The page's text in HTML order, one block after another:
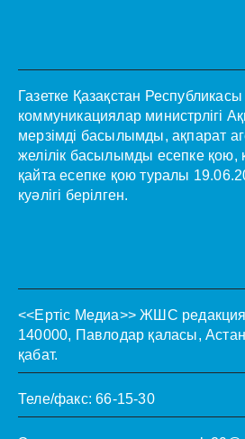
Газетке Қазақстан
коммуникациялар министрлігі
мерзімді басылымды, ақпарат
желілік басылымды есепке қою,
қайта есепке қою туралы
куәлігі берілген.
<<Ертіс Медиа>> ЖШС
140000, Павлодар қаласы,
қабат.
Теле/факс: 66-15-30